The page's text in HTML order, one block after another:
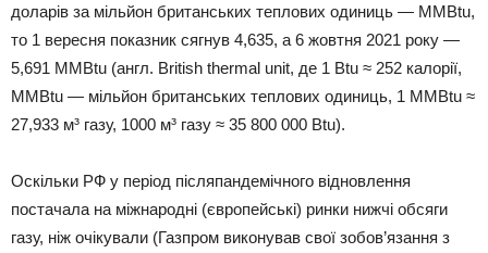
доларів за мільйон британських теплових одиниць — MMBtu,
то 1 вересня показник сягнув 4,635, а 6 жовтня 2021 року —
5,691 MMBtu (англ. British thermal unit, де 1 Btu ≈ 252 калорії,
MMBtu — мільйон британських теплових одиниць, 1 MMBtu ≈
27,933 м³ газу, 1000 м³ газу ≈ 35 800 000 Btu).
Оскільки РФ у період післяпандемічного відновлення
постачала на міжнародні (європейські) ринки нижчі обсяги
газу, ніж очікували (Газпром виконував свої зобов’язання з